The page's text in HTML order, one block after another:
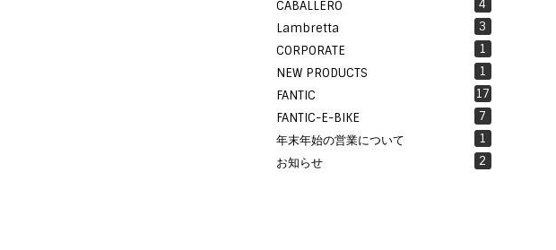
CABALLERO
4
Lambretta
3
CORPORATE
1
NEW PRODUCTS
1
FANTIC
17
FANTIC-E-BIKE
7
年末年始の営業について
1
お知らせ
2